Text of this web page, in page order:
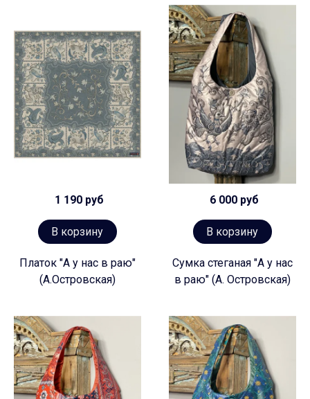
1 190 руб
В корзину
Платок "А у нас в раю"
(А.Островская)
6 000 руб
В корзину
Сумка стеганая "А у нас
в раю" (А. Островская)